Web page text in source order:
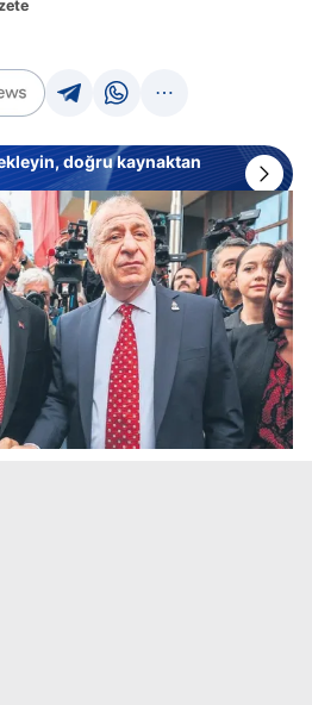
doğru kaynaktan